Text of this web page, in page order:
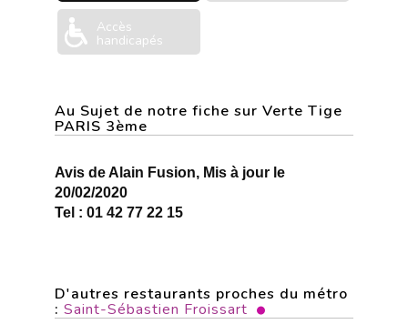
Accès
handicapés
Au Sujet de notre fiche sur Verte Tige
PARIS 3ème
Avis de Alain Fusion, Mis à jour le
20/02/2020
Tel : 01 42 77 22 15
D'autres restaurants proches du métro
: Saint-Sébastien Froissart